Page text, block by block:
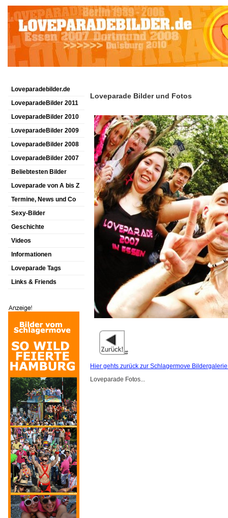
Loveparadebilder.de
LoveparadeBilder 2011
LoveparadeBilder 2010
LoveparadeBilder 2009
LoveparadeBilder 2008
LoveparadeBilder 2007
Beliebtesten Bilder
Loveparade von A bis Z
Termine, News und Co
Sexy-Bilder
Geschichte
Videos
Informationen
Loveparade Tags
Links & Friends
Loveparade Bilder und Fotos
#
Hier gehts zurück zur Schlagermove
Loveparade Fotos...